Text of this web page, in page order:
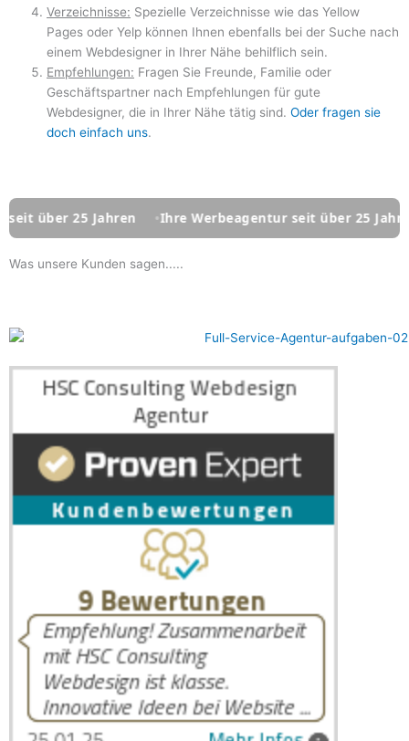
Verzeichnisse: Spezielle Verzeichnisse wie das Yellow
Pages oder Yelp können Ihnen ebenfalls bei der Suche nach
einem Webdesigner in Ihrer Nähe behilflich sein.
Empfehlungen: Fragen Sie Freunde, Familie oder
Geschäftspartner nach Empfehlungen für gute
Webdesigner, die in Ihrer Nähe tätig sind.Oder fragen sie
doch einfach uns.
25 Jahren Ihre Werbeagentur seit über 25 Jahren
Was unsere Kunden sagen.....